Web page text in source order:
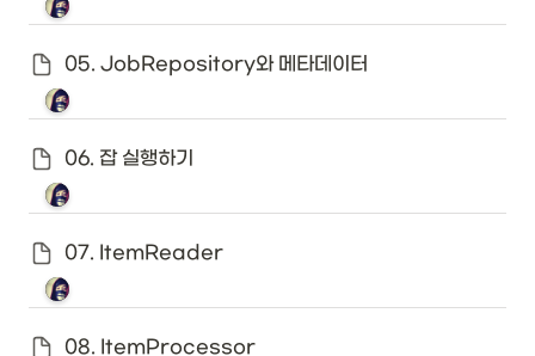
05. JobRepository와 메타데이터
06. 잡 실행하기
07. ItemReader
08. ItemProcessor